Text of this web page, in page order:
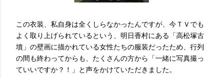
この衣装、私自身は全くしらなかったんですが、今ＴＶでも
よく取り上げられているという、明日香村にある「高松塚古
墳」の壁画に描かれている女性たちの服装だったため、行列
の間も終わってからも、たくさんの方から「一緒に写真撮っ
ていいですか？！」と声をかけていただきました。